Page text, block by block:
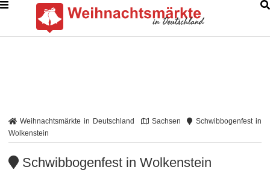
Weihnachtsmärkte in Deutschland Sachsen
Schwibbogenfest in
Wolkenstein
Schwibbogenfest in Wolkenstein